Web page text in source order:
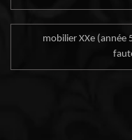
mobilier XXe (année